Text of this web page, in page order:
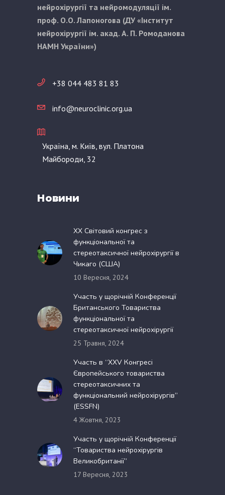
нейрохірургії та нейромодуляції ім.
проф. О.О. Лапоногова (ДУ «Інститут
нейрохірургії ім. акад. А. П. Ромоданова
НАМН України»)
+38 044 483 81 83
info@neuroclinic.org.ua
Україна, м. Київ, вул. Платона
Майбороди, 32
Новини
XX Світовий конгрес з
функціональної та
стереотаксичної нейрохірургії в
Чикаго (США)
10 Вересня, 2024
Участь у щорічній Конференції
Британського Товариства
функціональної та
стереотаксичної нейрохірургії
25 Травня, 2024
Участь в “XXV Конгресі
Європейського товариства
стереотаксичних та
функціональний нейрохірургів”
(ESSFN)
4 Жовтня, 2023
Участь у щорічній Конференції
“Товариства нейрохірургів
Великобританії”
17 Вересня, 2023